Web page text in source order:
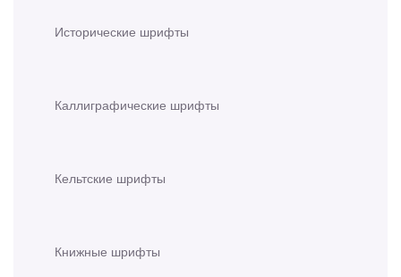
Исторические шрифты
Каллиграфические шрифты
Кельтские шрифты
Книжные шрифты